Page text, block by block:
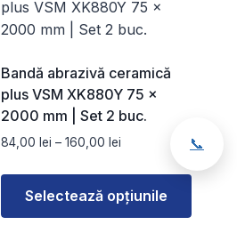
mai
multe
Opțiunile
pot
fi
alese
în
pagina
produsului.
Bandă abrazivă ceramică
plus VSM XK880Y 75 ×
2000 mm | Set 2 buc.
84,00 lei – 160,00 lei
prețuri:
84,00 lei
până
Selectează opțiunile
📞